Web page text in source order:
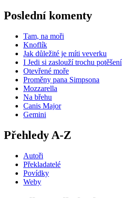
Poslední komenty
Tam, na moři
Knoflík
Jak důležité je míti veverku
I Jedi si zaslouží trochu potěšení
Otevřené moře
Proměny pana Simpsona
Mozzarella
Na břehu
Canis Major
Gemini
Přehledy A-Z
Autoři
Překladatelé
Povídky
Weby